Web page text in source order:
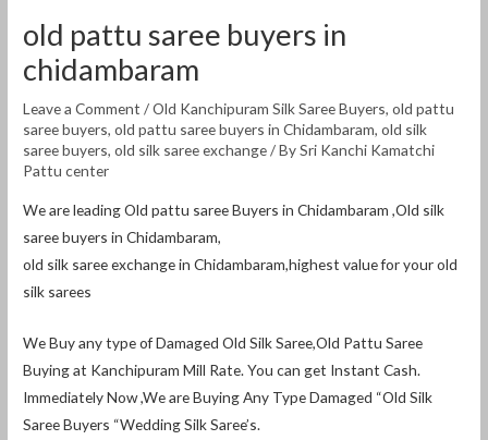
old pattu saree buyers in
chidambaram
Leave a Comment /Old Kanchipuram Silk Saree Buyers,old pattu
saree buyers,old pattu saree buyers in Chidambaram,old silk
saree buyers,old silk saree exchange/ BySri Kanchi Kamatchi
Pattu center
We are leading Old pattu saree Buyers in Chidambaram ,Old silk
saree buyers in Chidambaram,
old silk saree exchange in Chidambaram,highest value for your old
silk sarees
We Buy any type of Damaged Old Silk Saree,Old Pattu Saree
Buying at Kanchipuram Mill Rate. You can get Instant Cash.
Immediately Now ,We are Buying Any Type Damaged “Old Silk
Saree Buyers “Wedding Silk Saree’s.